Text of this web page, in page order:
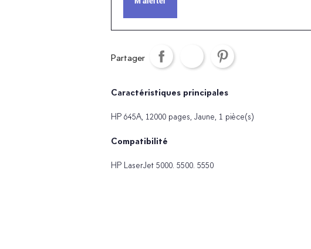
Partager
Caractéristiques principales
HP 645A, 12000 pages, Jaune, 1 pièce(s)
Compatibilité
HP LaserJet 5000. 5500. 5550